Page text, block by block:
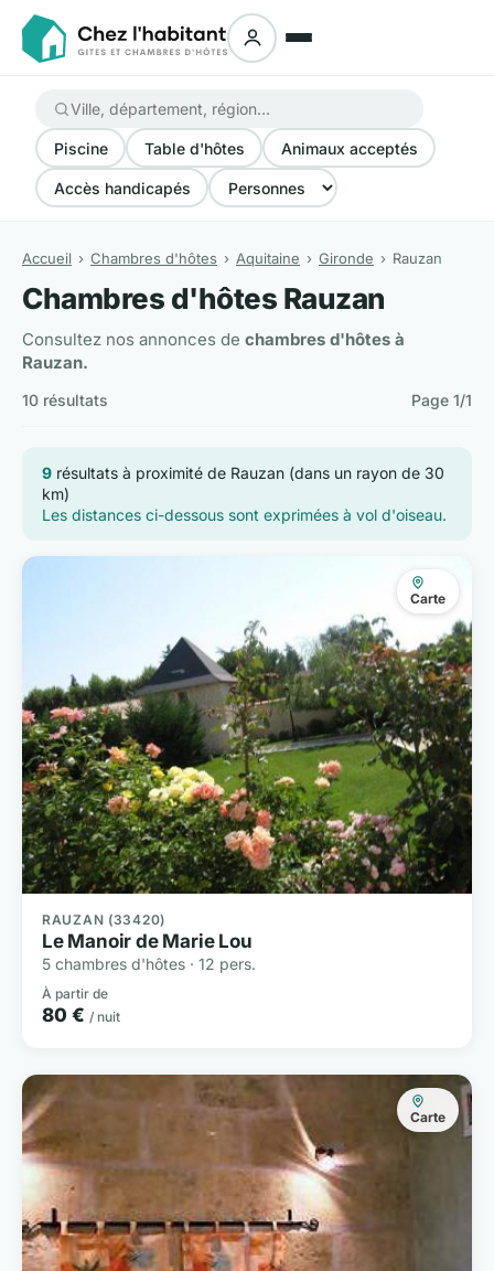
Piscine Table d'hôtes Animaux acceptés
Accès handicapés
Accueil Chambres d'hôtes Aquitaine Gironde Rauzan
Chambres d'hôtes Rauzan
Consultez nos annonces de chambres d'hôtes à
Rauzan.
10 résultats Page 1/1
9 résultats à proximité de Rauzan (dans un rayon de 30
km)
Les distances ci-dessous sont exprimées à vol d'oiseau.
Carte
RAUZAN (33420)
Le Manoir de Marie Lou
5 chambres d'hôtes · 12 pers.
À partir de
80 € / nuit
Carte